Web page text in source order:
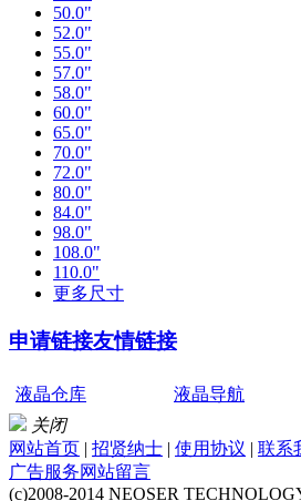
50.0"
52.0"
55.0"
57.0"
58.0"
60.0"
65.0"
70.0"
72.0"
80.0"
84.0"
98.0"
108.0"
110.0"
更多尺寸
申请链接友情链接
液晶仓库 液晶导航
关闭
网站首页 | 招贤纳士 | 使用协议 | 联系
广告服务网站留言
(c)2008-2014 NEOSER